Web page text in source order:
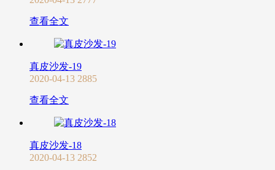
查看全文
真皮沙发-19
2020-04-13 2885
查看全文
真皮沙发-18
2020-04-13 2852